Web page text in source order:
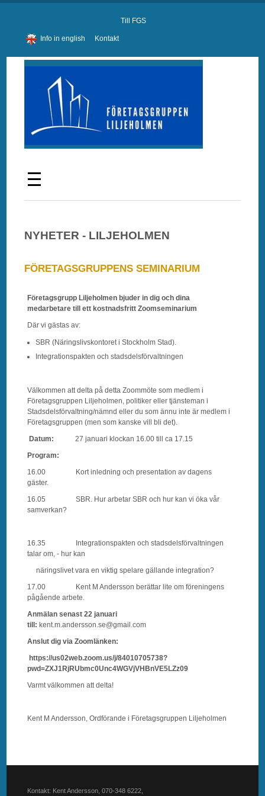
Till FGS
Info in english Kontakt
NYHETER - LILJEHOLMEN
FÖRETAGSGRUPPENS SEMINARIUM
Företagsgrupp Liljeholmen bjuder in dig och dina
medarbetare till ett kostnadsfritt Zoomseminarium
Där vi gästas av:
SBR (Näringslivskontoret i Stockholm Stad).
Integrationspakten och stadsdelsförvaltningen
Välkommen att delta på detta Zoommöte som medlem i
Företagsgruppen Liljeholmen, politiker eller tjänsteman i
Stadsdelsförvaltning/nämnd eller du som ännu inte är medlem i
Företagsgruppen (men som kanske vill bli det).
Datum:
27 januari klockan 16.00 till ca 17.15
Program:
16.00 Kort inledning och presentation av dagens
gäster.
16.05 SBR. Hur arbetar SBR och hur kan vi öka vår
samverkan?
16.35 Integrationspakten och stadsdelsförvaltningen
talar om, - hur kan
näringslivet vara en viktig spelare gällande integration?
17.00 Kent M Andersson berättar lite om föreningens
pågående arbete.
Anmälan senast22 januari
till:kent.m.andersson.se@gmail.com
Anslut dig via Zoomlänken:
https://us02web.zoom.us/j/84010705738?
pwd=ZXJ1RjRUbmc0Unc4WGVjVHBnVE5LZz09
Varmt välkommen att delta!
Kent M Andersson, Ordförande i Företagsgruppen Liljeholmen
Kontakt: Kent Andersson, 070-348 6222,